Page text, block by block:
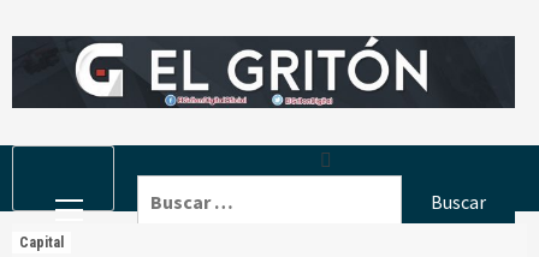
to
Menu
Capital